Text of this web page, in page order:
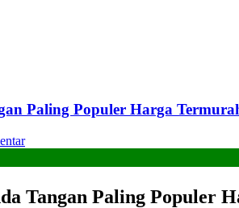
Paling Populer Harga
Tangan Paling Populer